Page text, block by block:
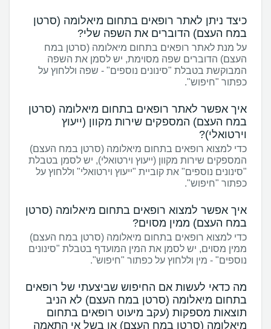
כיצד ניתן לאתר רופאים בתחום מיאלומה (סרטן
במח העצם) הדוברים את השפה שלי?
על מנת לאתר רופאים בתחום מיאלומה (סרטן במח
העצם) הדוברים שפה מסוימת, יש לסמן את השפה
המבוקשת בטבלת "סינונים נוספים" - שפה וללחוץ על
כפתור "חיפוש".
איך אפשר לאתר רופאים בתחום מיאלומה (סרטן
במח העצם) המספקים שירות מקוון (ייעוץ
וירטואלי)?
כדי למצוא רופאים בתחום מיאלומה (סרטן במח העצם)
המספקים שירות מקוון (ייעוץ וירטואלי), יש לסמן בטבלת
"סינונים נוספים" את קוביית "ייעוץ וירטואלי" וללחוץ על
כפתור "חיפוש".
איך אפשר למצוא רופאים בתחום מיאלומה (סרטן
במח העצם) ממין מסוים?
כדי למצוא רופאים בתחום מיאלומה (סרטן במח העצם)
ממין מסוים, יש לסמן את המין המועדף בטבלת "סינונים
נוספים" - מין וללחוץ על כפתור "חיפוש".
מה כדאי לעשות אם החיפוש שביצעתי של רופאים
בתחום מיאלומה (סרטן במח העצם) לא הניב
תוצאות מספקות (עקב מיעוט רופאים בתחום
מיאלומה (סרטן במח העצם) או בשל אי התאמה